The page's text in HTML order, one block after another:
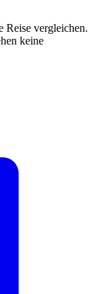
Reise vergleichen.
keine